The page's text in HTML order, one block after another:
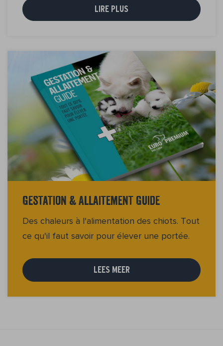
LIRE PLUS
Gestation & Allaitement Guide
Des chaleurs à l'alimentation des chiots. Tout
ce qu'il faut savoir pour élever une portée.
LEES MEER